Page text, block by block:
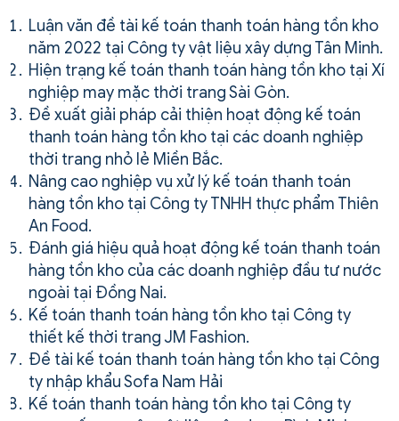
Luận văn đề tài kế toán thanh toán hàng tồn kho
năm 2022 tại Công ty vật liệu xây dựng Tân Minh.
Hiện trạng kế toán thanh toán hàng tồn kho tại Xí
nghiệp may mặc thời trang Sài Gòn.
Đề xuất giải pháp cải thiện hoạt động kế toán
thanh toán hàng tồn kho tại các doanh nghiệp
thời trang nhỏ lẻ Miền Bắc.
Nâng cao nghiệp vụ xử lý kế toán thanh toán
hàng tồn kho tại Công ty TNHH thực phẩm Thiên
An Food.
Đánh giá hiệu quả hoạt động kế toán thanh toán
hàng tồn kho của các doanh nghiệp đầu tư nước
ngoài tại Đồng Nai.
Kế toán thanh toán hàng tồn kho tại Công ty
thiết kế thời trang JM Fashion.
Đề tài kế toán thanh toán hàng tồn kho tại Công
ty nhập khẩu Sofa Nam Hải
Kế toán thanh toán hàng tồn kho tại Công ty